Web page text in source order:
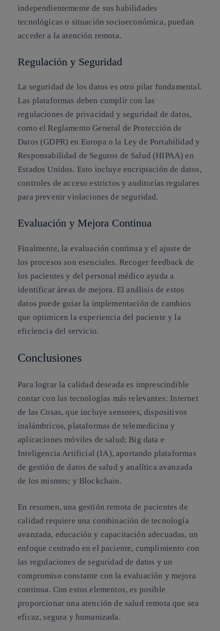
independientemente de sus habilidades
tecnológicas o situación socioeconómica, puedan
acceder a la atención remota.
Regulación y Seguridad
La seguridad de los datos es otro pilar fundamental.
Las plataformas deben cumplir con las
regulaciones de privacidad y seguridad de datos,
como el Reglamento General de Protección de
Datos (GDPR) en Europa o la Ley de Portabilidad y
Responsabilidad de Seguros de Salud (HIPAA) en
Estados Unidos. Esto incluye encriptación de datos,
controles de acceso estrictos y auditorías regulares
para prevenir violaciones de seguridad.
Evaluación y Mejora Continua
Finalmente, la evaluación continua y el ajuste de
los procesos son esenciales. Recoger feedback de
los pacientes y del personal médico ayuda a
identificar áreas de mejora. El análisis de estos
datos puede guiar la implementación de cambios
que optimicen la experiencia del paciente y la
eficiencia del servicio.
Conclusiones
Para lograr la calidad deseada es imprescindible
contar con las tecnologías más relevantes: Internet
de las Cosas, que incluye sensores, dispositivos
inalámbricos, plataformas de telemedicina y
aplicaciones móviles de salud; Big data e
Inteligencia Artificial (IA), aportando plataformas
de gestión de datos de salud y analítica avanzada
de los mismos; y Blockchain.
En resumen, una gestión remota de pacientes de
calidad requiere una combinación de tecnología
avanzada, educación y capacitación adecuadas, un
enfoque centrado en el paciente, cumplimiento con
las regulaciones de seguridad de datos y un
compromiso constante con la evaluación y mejora
continua. Con estos elementos, es posible
proporcionar una atención de salud remota que sea
eficaz, segura y humanizada.